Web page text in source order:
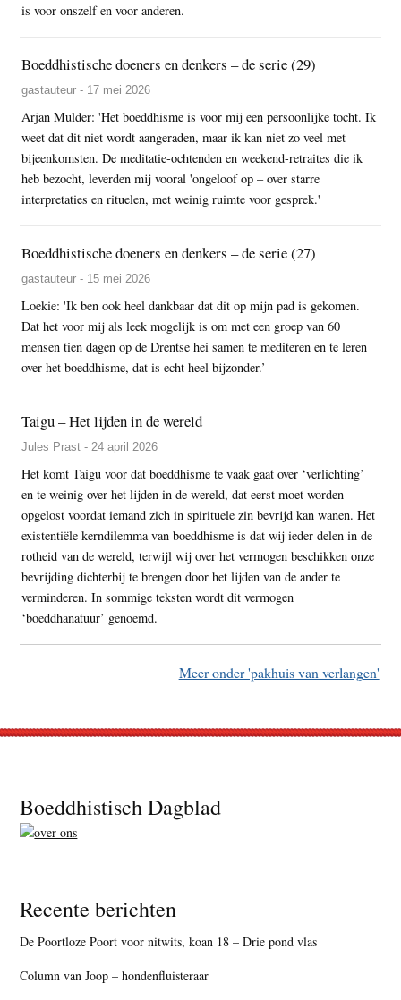
is voor onszelf en voor anderen.
Boeddhistische doeners en denkers – de serie (29)
gastauteur - 17 mei 2026
Arjan Mulder: 'Het boeddhisme is voor mij een persoonlijke tocht. Ik
weet dat dit niet wordt aangeraden, maar ik kan niet zo veel met
bijeenkomsten. De meditatie-ochtenden en weekend-retraites die ik
heb bezocht, leverden mij vooral 'ongeloof op – over starre
interpretaties en rituelen, met weinig ruimte voor gesprek.'
Boeddhistische doeners en denkers – de serie (27)
gastauteur - 15 mei 2026
Loekie: 'Ik ben ook heel dankbaar dat dit op mijn pad is gekomen.
Dat het voor mij als leek mogelijk is om met een groep van 60
mensen tien dagen op de Drentse hei samen te mediteren en te leren
over het boeddhisme, dat is echt heel bijzonder.’
Taigu – Het lijden in de wereld
Jules Prast - 24 april 2026
Het komt Taigu voor dat boeddhisme te vaak gaat over ‘verlichting’
en te weinig over het lijden in de wereld, dat eerst moet worden
opgelost voordat iemand zich in spirituele zin bevrijd kan wanen. Het
existentiële kerndilemma van boeddhisme is dat wij ieder delen in de
rotheid van de wereld, terwijl wij over het vermogen beschikken onze
bevrijding dichterbij te brengen door het lijden van de ander te
verminderen. In sommige teksten wordt dit vermogen
‘boeddhanatuur’ genoemd.
Meer onder 'pakhuis van verlangen'
Footer
Boeddhistisch Dagblad
Recente berichten
De Poortloze Poort voor nitwits, koan 18 – Drie pond vlas
Column van Joop – hondenfluisteraar